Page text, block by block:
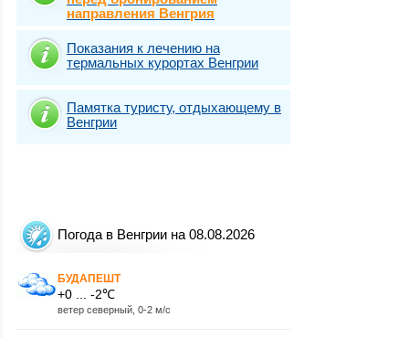
направления Венгрия
Показания к лечению на
термальных курортах Венгрии
Памятка туристу, отдыхающему в
Венгрии
Погода в Венгрии на 08.08.2026
БУДАПЕШТ
+0 ... -2℃
ветер северный, 0-2 м/с